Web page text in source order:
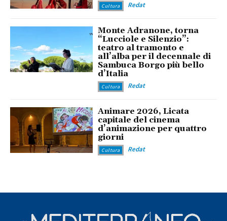
Cultura Redat
Monte Adranone, torna
“Lucciole e Silenzio”:
teatro al tramonto e
all’alba per il decennale di
Sambuca Borgo più bello
d’Italia
Cultura Redat
Animare 2026, Licata
capitale del cinema
d’animazione per quattro
giorni
Cultura Redat